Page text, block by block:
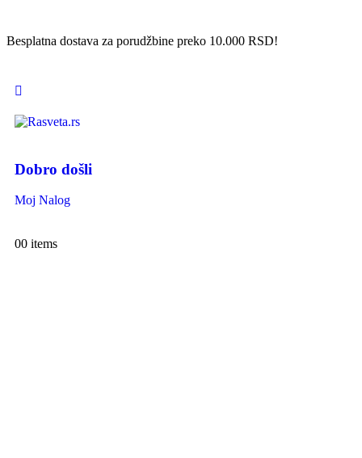
Besplatna dostava za porudžbine preko 10.000 RSD!
Dobro došli
Moj Nalog
00 items